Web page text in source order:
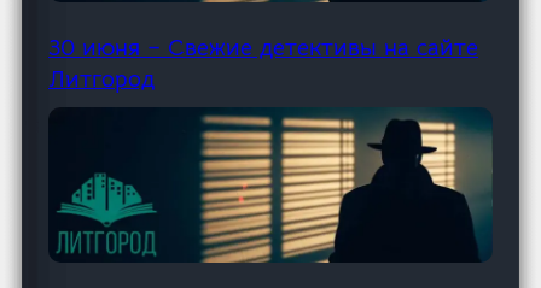
30 июня – Свежие детективы на сайте
Литгород